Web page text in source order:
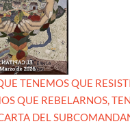
TENEMOS QUE
QUE REBELARNOS,
DEL